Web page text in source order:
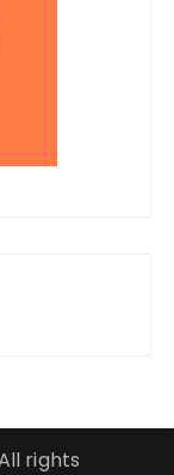
rights